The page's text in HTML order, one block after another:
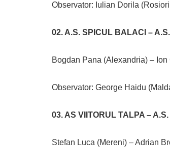
Observator: Iulian Dorila
02. A.S. SPICUL BALACI –
Bogdan Pana (Alexandria) –
Observator: George Haidu
03. AS VIITORUL TALPA – A.S.
Stefan Luca (Mereni) – Adrian